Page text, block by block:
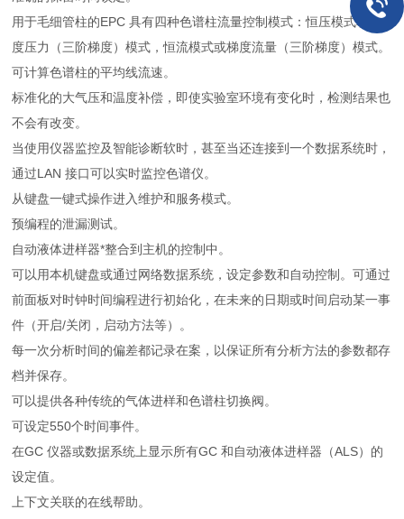
用于毛细管柱的EPC 具有四种色谱柱流量控制模式：恒压模式和梯
度压力（三阶梯度）模式，恒流模式或梯度流量（三阶梯度）模式。
可计算色谱柱的平均线流速。
标准化的大气压和温度补偿，即使实验室环境有变化时，检测结果也
不会有改变。
当使用仪器监控及智能诊断软时，甚至当还连接到一个数据系统时，
通过LAN 接口可以实时监控色谱仪。
从键盘一键式操作进入维护和服务模式。
预编程的泄漏测试。
自动液体进样器*整合到主机的控制中。
可以用本机键盘或通过网络数据系统，设定参数和自动控制。可通过
前面板对时钟时间编程进行初始化，在未来的日期或时间启动某一事
件（开启/关闭，启动方法等）。
每一次分析时间的偏差都记录在案，以保证所有分析方法的参数都存
档并保存。
可以提供各种传统的气体进样和色谱柱切换阀。
可设定550个时间事件。
在GC 仪器或数据系统上显示所有GC 和自动液体进样器（ALS）的
设定值。
上下文关联的在线帮助。